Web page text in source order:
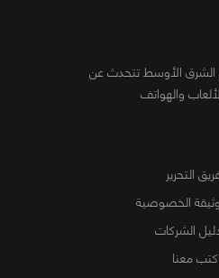
الشرق الأوسط تتحدث عن
والهواتف
التحرير
وثيقة الخصوصية
الشركات
اكتب معنا